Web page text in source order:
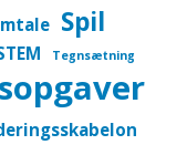
Spil
Tegnsætning